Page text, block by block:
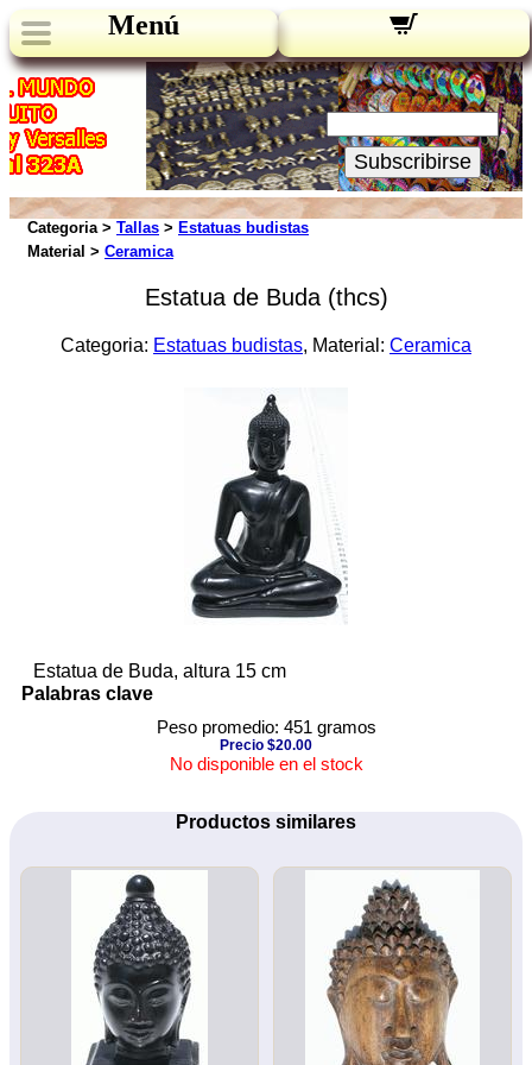
Menú
Novedades:
Su Email:
Subscribirse
Categoria > Tallas > Estatuas budistas
Material > Ceramica
Estatua de Buda (thcs)
Categoria: Estatuas budistas, Material: Ceramica
Estatua de Buda, altura 15 cm
Palabras clave
Peso promedio: 451 gramos
Precio $20.00
No disponible en el stock
Productos similares